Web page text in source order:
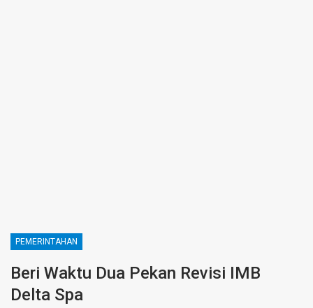
PEMERINTAHAN
Beri Waktu Dua Pekan Revisi IMB
Delta Spa